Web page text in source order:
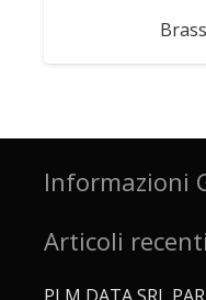
Informazioni
Articoli recenti